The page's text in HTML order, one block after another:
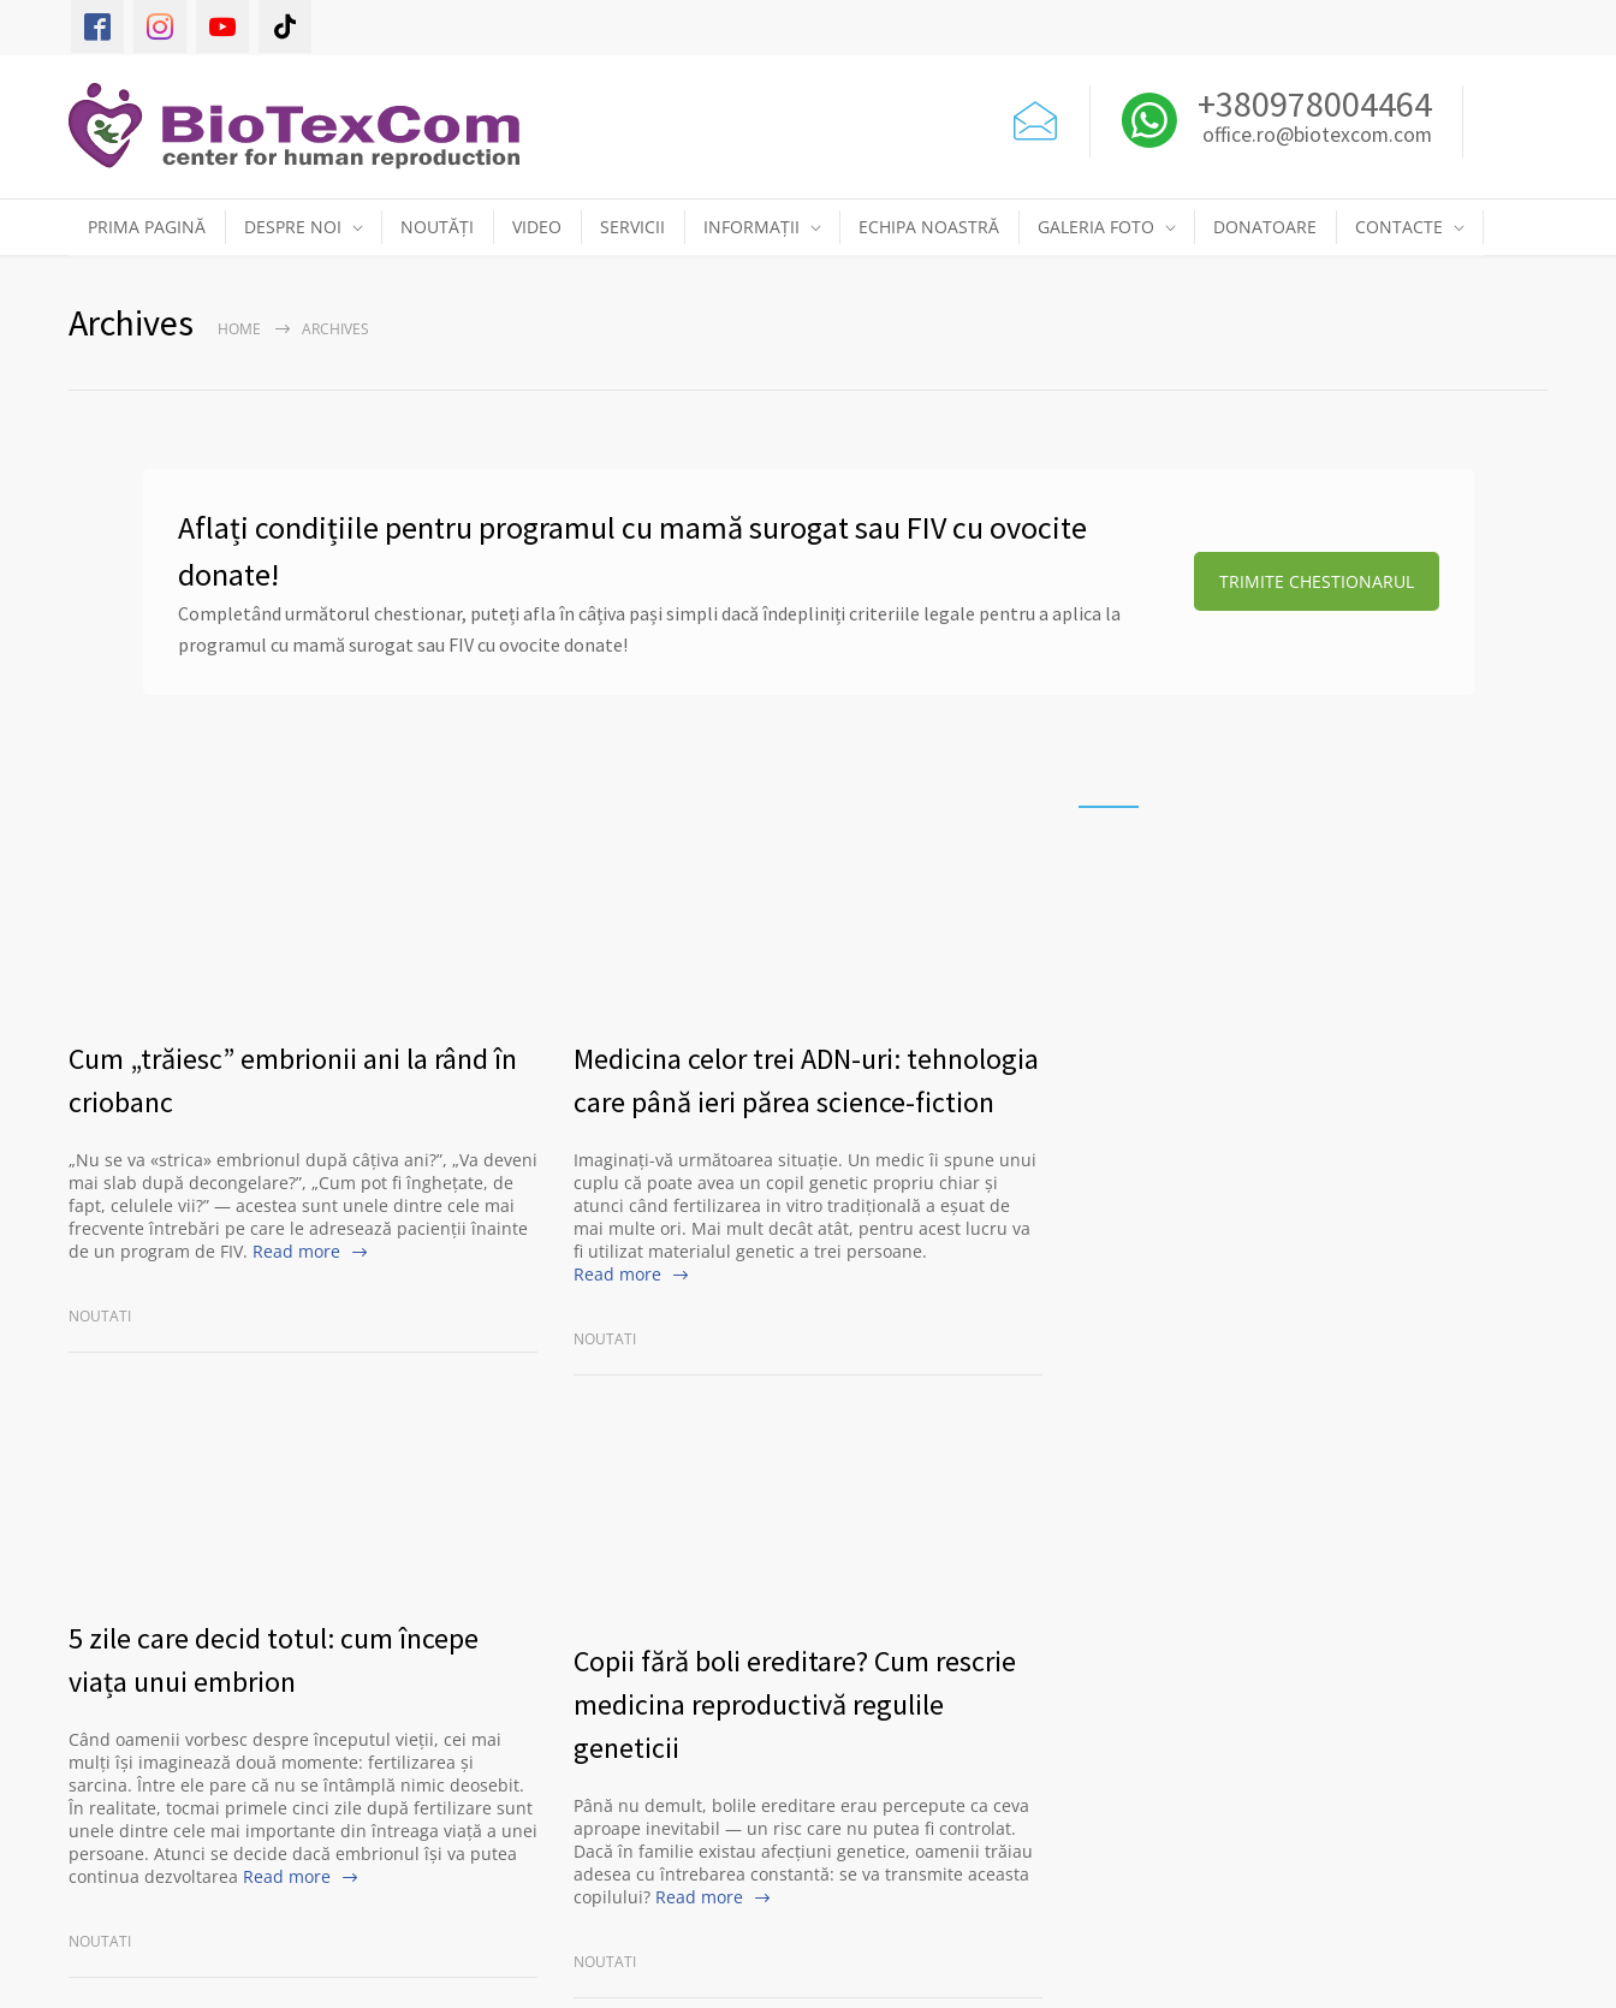
+380978004464
office.ro@biotexcom.com
PRIMA PAGINĂ DESPRE NOI NOUTĂȚI VIDEO SERVICII INFORMAȚII ECHIPA NOASTRĂ GALERIA FOTO DONATOARE CONTACTE
Archives HOME ARCHIVES
Aflați condițiile pentru programul cu mamă surogat sau FIV cu ovocite
donate!
Completând următorul chestionar, puteți afla în câțiva pași simpli dacă îndepliniți criteriile legale pentru a aplica la
programul cu mamă surogat sau FIV cu ovocite donate!
TRIMITE CHESTIONARUL
Cum „trăiesc” embrionii ani la rând în
criobanc
„Nu se va «strica» embrionul după câțiva ani?”, „Va deveni
mai slab după decongelare?”, „Cum pot fi înghețate, de
fapt, celulele vii?” — acestea sunt unele dintre cele mai
frecvente întrebări pe care le adresează pacienții înainte
de un program de FIV. Read more
NOUTATI
5 zile care decid totul: cum începe
viața unui embrion
Când oamenii vorbesc despre începutul vieții, cei mai
mulți își imaginează două momente: fertilizarea și
sarcina. Între ele pare că nu se întâmplă nimic deosebit.
În realitate, tocmai primele cinci zile după fertilizare sunt
unele dintre cele mai importante din întreaga viață a unei
persoane. Atunci se decide dacă embrionul își va putea
continua dezvoltarea Read more
NOUTATI
Medicina celor trei ADN-uri: tehnologia
care până ieri părea science-fiction
Imaginați-vă următoarea situație. Un medic îi spune unui
cuplu că poate avea un copil genetic propriu chiar și
atunci când fertilizarea in vitro tradițională a eșuat de
mai multe ori. Mai mult decât atât, pentru acest lucru va
fi utilizat materialul genetic a trei persoane.
Read more
NOUTATI
Copii fără boli ereditare? Cum rescrie
medicina reproductivă regulile
geneticii
Până nu demult, bolile ereditare erau percepute ca ceva
aproape inevitabil — un risc care nu putea fi controlat.
Dacă în familie existau afecțiuni genetice, oamenii trăiau
adesea cu întrebarea constantă: se va transmite aceasta
copilului? Read more
NOUTATI